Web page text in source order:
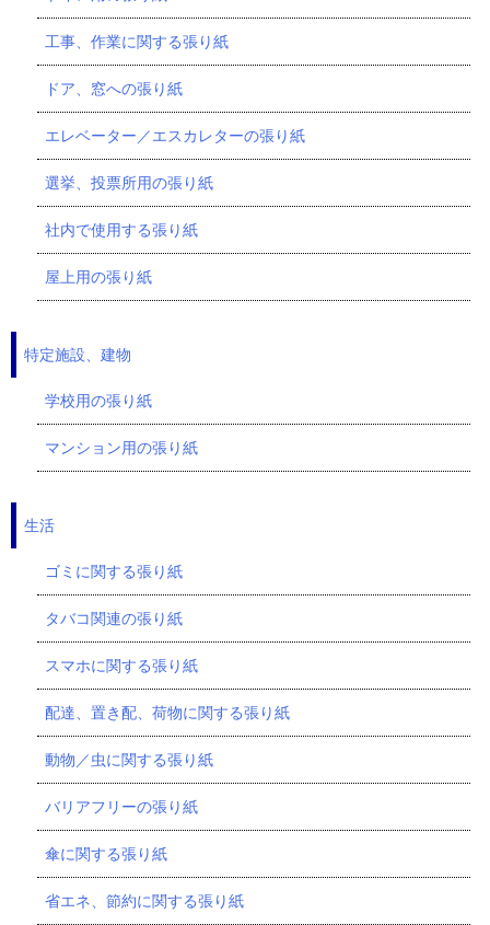
工事、作業に関する張り紙
ドア、窓への張り紙
エレベーター／エスカレターの張り紙
選挙、投票所用の張り紙
社内で使用する張り紙
屋上用の張り紙
特定施設、建物
学校用の張り紙
マンション用の張り紙
生活
ゴミに関する張り紙
タバコ関連の張り紙
スマホに関する張り紙
配達、置き配、荷物に関する張り紙
動物／虫に関する張り紙
バリアフリーの張り紙
傘に関する張り紙
省エネ、節約に関する張り紙